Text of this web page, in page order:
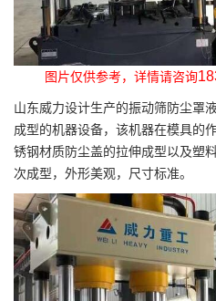
图片仅供参考，详情请咨询
山东威力设计生产的振动筛防尘罩
成型的机器设备，该机器在模具的
锈钢材质防尘盖的拉伸成型以及塑
次成型，外形美观，尺寸标准。